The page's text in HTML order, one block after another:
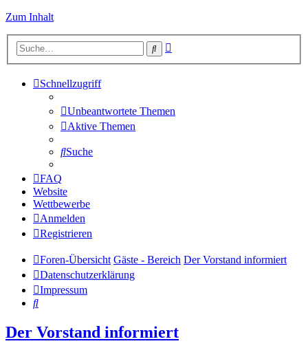
Zum Inhalt
Suche
Schnellzugriff
Unbeantwortete Themen
Aktive Themen
Suche
FAQ
Website
Wettbewerbe
Anmelden
Registrieren
Foren-Übersicht Gäste - Bereich Der Vorstand informiert
Datenschutzerklärung
Impressum
Suche
Der Vorstand informiert